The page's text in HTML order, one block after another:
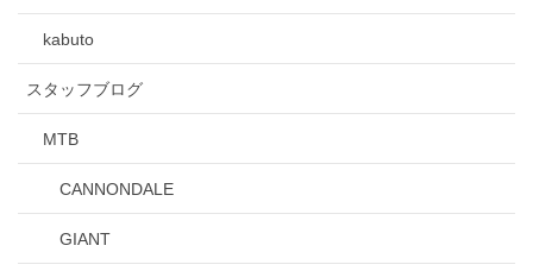
kabuto
スタッフブログ
MTB
CANNONDALE
GIANT